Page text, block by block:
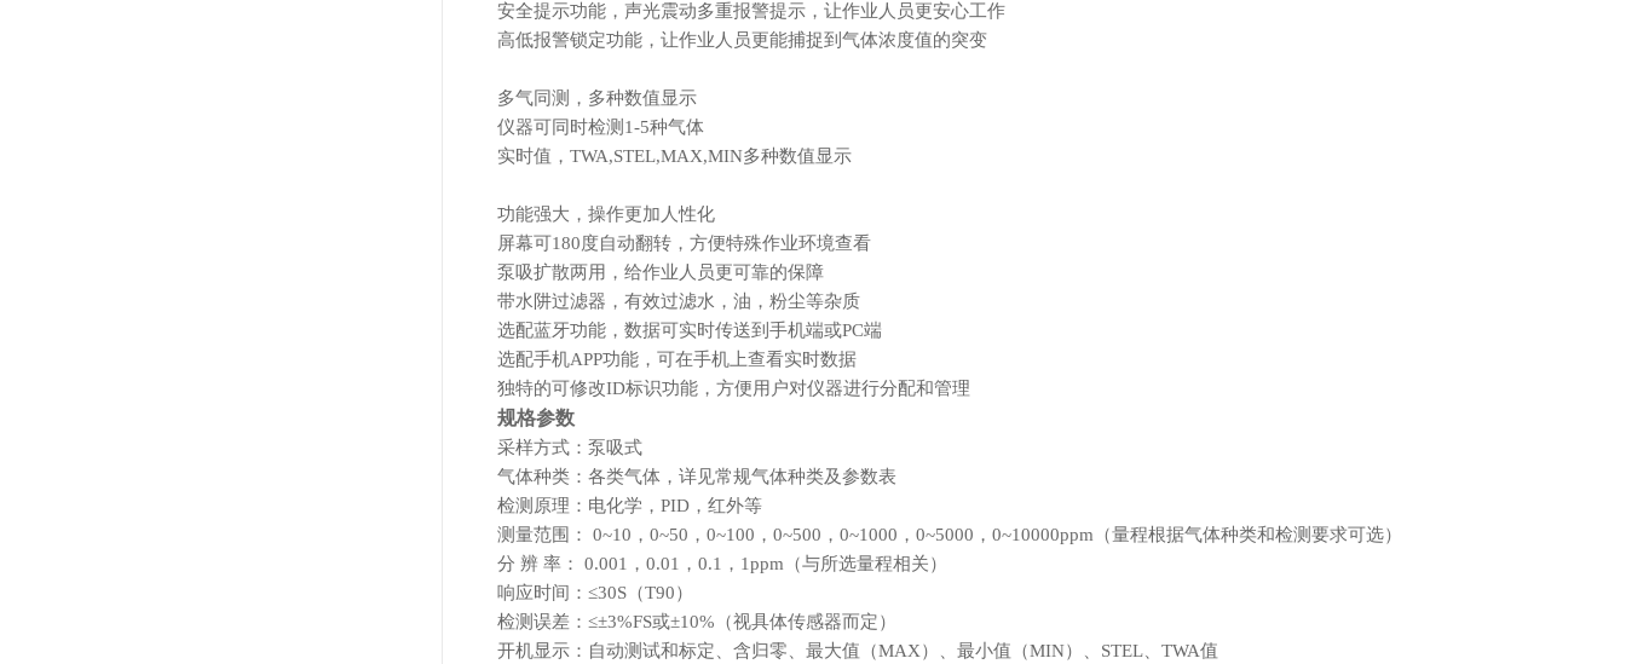
安全提示功能，声光震动多重报警提示，让作业人员更安心工作
高低报警锁定功能，让作业 人员更能捕捉到气体浓度值的突变
多气同测，多种数值显示
仪器可同时检测 1-5种气体
实时值， TWA,STEL,MAX,MIN多种数值显示
功能强大，操作更加人性化
屏幕可180度自动翻转，方便特殊作业环境查看
泵吸扩散两用，给作业人员更可靠的保障
带水阱过滤器，有效过滤水，油，粉尘等杂质
选配蓝牙功能，数据可实时传送到手机端或PC端
选配手机APP功能，可在手机上查看实时数据
独特的可修改ID标识功能，方便用户对仪器进行分配和管理
规格参数
采样方式：泵吸式
气体种类： 各类气体，详见常规气体种类及参数表
检测原理： 电化学， PID，红外等
测量范围：
0~10 ， 0~50，0~100，0~500，0~1000，0~5000，0~10000ppm （量程根据气体种类和检测要求可选）
分 辨 率： 0.001，0.01，0.1，1ppm （与所选量程相关）
响应时间： ≤30S（T90）
检测误差： ≤±3%FS或±10%（视具体传感器而定）
开机显示：自动测试和标定、含归零、最大值（MAX）、最小值（MIN）、STEL、TWA值